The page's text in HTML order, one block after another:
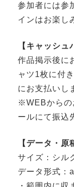
参加者には参
インはお楽し
【キャッシュ
作品掲示後に
ャツ1枚に付
にお支払いし
※WEBからの
ールにて振込
【データ・原
サイズ：シル
データ形式：